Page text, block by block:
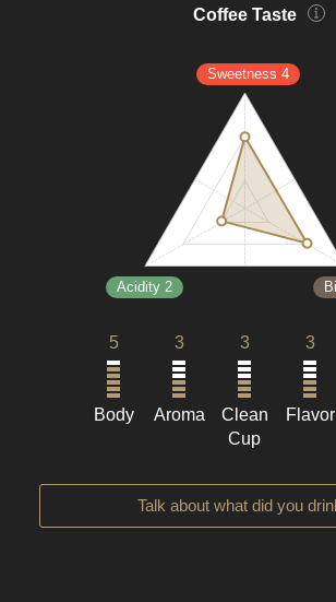
Coffee Taste
Sweetness 4
Acidity 2
5
Body
3
Aroma
3
Clean
Cup
3
Flavor
Talk about what did you